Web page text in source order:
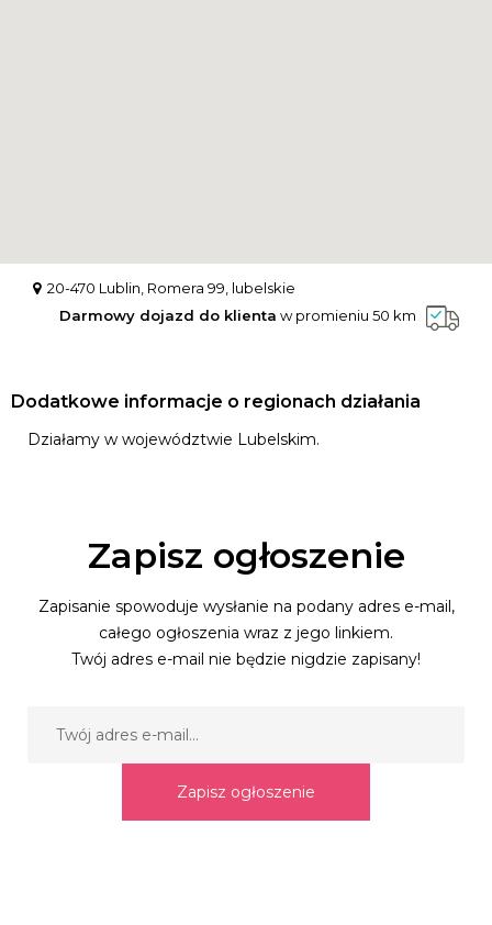
20-470 Lublin, Romera 99, lubelskie
Darmowy dojazd do klienta w promieniu 50 km
Dodatkowe informacje o regionach działania
Działamy w województwie Lubelskim.
Zapisz ogłoszenie
Zapisanie spowoduje wysłanie na podany adres e-mail,
całego ogłoszenia wraz z jego linkiem.
Twój adres e-mail nie będzie nigdzie zapisany!
Zapisz ogłoszenie